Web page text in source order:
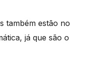
também estão no
já que são o